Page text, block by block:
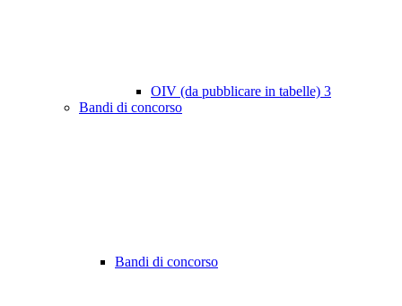
OIV (da pubblicare in tabelle) 3
Bandi di concorso
Bandi di concorso